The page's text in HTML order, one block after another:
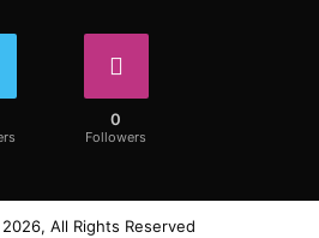
0
Followers
All Rights Reserved